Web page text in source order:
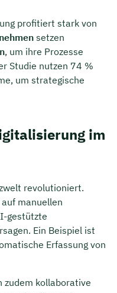
profitiert stark von
setzen
, um ihre Prozesse
Studie nutzen 74 %
um strategische
im
revolutioniert.
manuellen
gestützte
Ein Beispiel ist
Erfassung von
zudem kollaborative